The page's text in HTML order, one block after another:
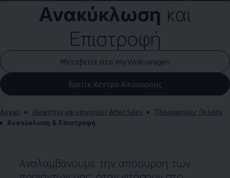
Ανακύκλωση και
Επιστροφή
Μεταβείτε στο myVolkswagen
Βρείτε Κέντρο Απόσυρσης
Αρχική Ιδιοκτήτες και υπηρεσίες After Sales
Πληροφορίες Πελάτη
Ανακύκλωση & Επιστροφή
Αναλαμβάνουμε την απόσυρση των